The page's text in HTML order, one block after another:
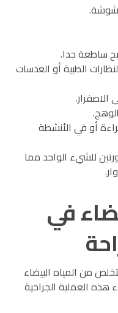
ساطعة جدا.
الطبية أو العدسات
الاصفرار.
أو في الأنشطة
للشيء الواحد مما
في
من المياه البيضاء
هذه العملية الجراحية